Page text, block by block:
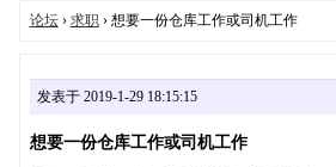
论坛› 求职› 想要一份仓库工作或司机工作
发表于 2019-1-29 18:15:15
想要一份仓库工作或司机工作